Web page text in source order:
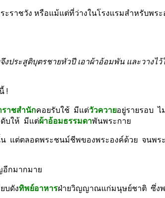
ราชวัง หรือแม้แต่ที่ว่างในโรงแรมสำหรับพระ
งประสูติบุตรชายหัวปี เอาผ้าอ้อมพัน และวางไว้
!
าชสำนักคอยรับใช้  มีแต่วัวควายอยู่รายรอบ
บให้  มีแต่ผ้าอ้อมธรรมดาพันพระกาย
กมากมาย
บดัง
ทิพย์อาหาร